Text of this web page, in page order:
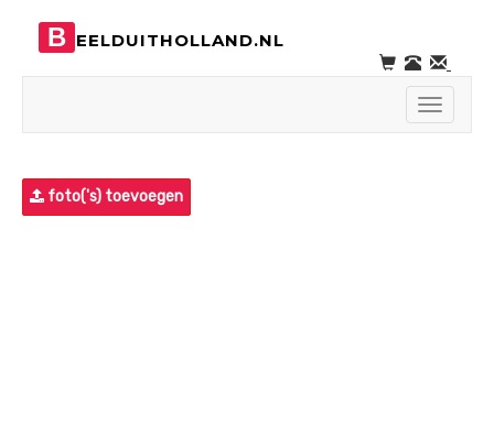
B EELDUITHOLLAND.NL
Toggle
foto('s) toevoegen